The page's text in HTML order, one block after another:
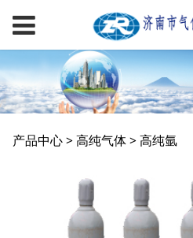
高纯氩
产品中心>高纯气体>高纯氩